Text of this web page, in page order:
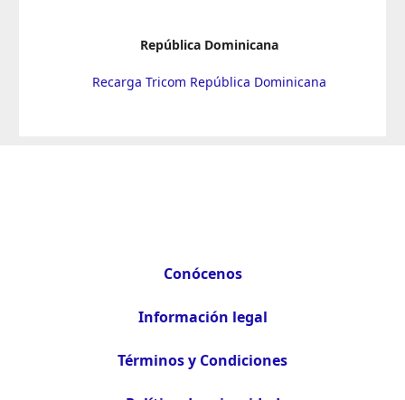
República Dominicana
Recarga Tricom República Dominicana
Conócenos
Información legal
Términos y Condiciones